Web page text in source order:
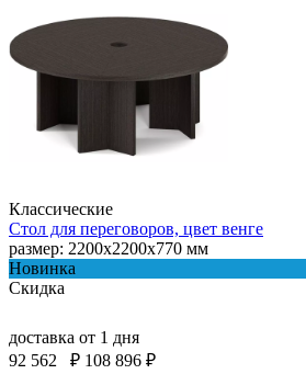
Классические
Стол для переговоров, цвет венге
размер: 2200x2200х770 мм
Новинка
Скидка
доставка от 1 дня
92 562
₽ 108 896 ₽